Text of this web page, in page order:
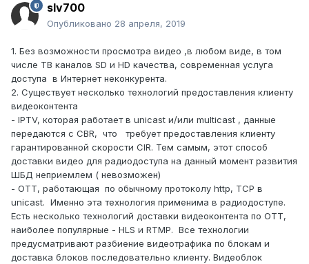
slv700
Опубликовано 28 апреля, 2019
1. Без возможности просмотра видео ,в любом виде, в том
числе ТВ каналов SD и HD качества, современная услуга
доступа в Интернет неконкурента.
2. Существует несколько технологий предоставления клиенту
видеоконтента
- IPTV, которая работает в unicast и/или multicast , данные
передаются с CBR, что требует предоставления клиенту
гарантированной скорости CIR. Тем самым, этот способ
доставки видео для радиодоступа на данный момент развития
ШБД неприемлем ( невозможен)
- OTT, работающая по обычному протоколу http, TCP в
unicast. Именно эта технология применима в радиодоступе.
Есть несколько технологий доставки видеоконтента по OTT,
наиболее популярные - HLS и RTMP. Все технологии
предусматривают разбиение видеотрафика по блокам и
доставка блоков последовательно клиенту. Видеоблок